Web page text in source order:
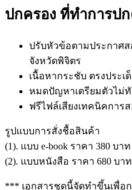
ปกครอง ที่ทำการป
ปรับหัวข้อตามประกาศ
จังหวัดพิจิตร
เนื้อหากระชับ ตรงประเ
หมดปัญหาเตรียมตัวไม่
ฟรีไฟล์เสียงเทคนิคกา
รูปแบบการสั่งชื้อสินค้า
(1). แบบ e-book ราคา 380 บา
(2). แบบหนังสือ ราคา 680 บา
*** เอกสารชุดนี้จัดทำขึ้นเพื่อ